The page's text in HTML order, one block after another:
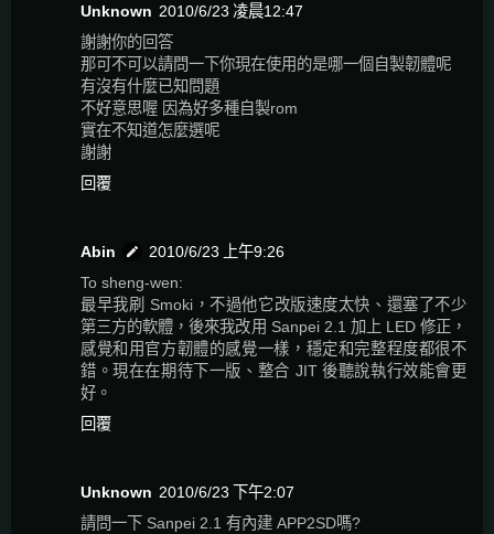
Unknown 2010/6/23 凌晨12:47
謝謝你的回答
那可不可以請問一下你現在使用的是哪一個自製韌體呢
有沒有什麼已知問題
不好意思喔 因為好多種自製rom
實在不知道怎麼選呢
謝謝
回覆
Abin
2010/6/23 上午9:26
To sheng-wen:
最早我刷 Smoki，不過他它改版速度太快、還塞了不少
第三方的軟體，後來我改用 Sanpei 2.1 加上 LED 修正，
感覺和用官方韌體的感覺一樣，穩定和完整程度都很不
錯。現在在期待下一版、整合 JIT 後聽說執行效能會更
好。
回覆
Unknown 2010/6/23 下午2:07
請問一下 Sanpei 2.1 有內建 APP2SD嗎?